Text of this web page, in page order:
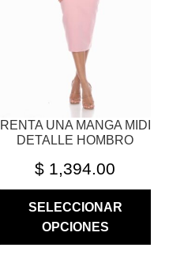
RENTA UNA MANGA MIDI
DETALLE HOMBRO
$ 1,394.00
SELECCIONAR
OPCIONES
DE